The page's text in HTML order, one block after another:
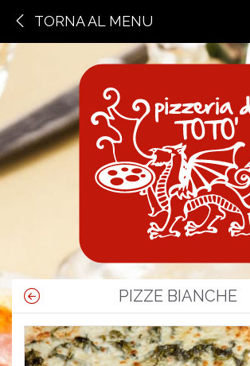
TORNA AL MENU
PIZZE BIANCHE